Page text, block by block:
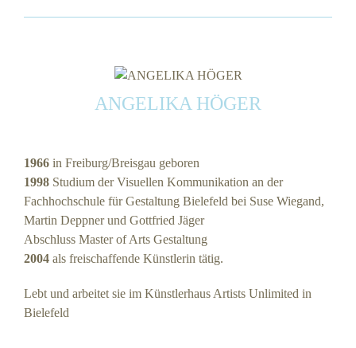
ANGELIKA HÖGER
1966 in Freiburg/Breisgau geboren
1998 Studium der Visuellen Kommunikation an der
Fachhochschule für Gestaltung Bielefeld bei Suse Wiegand,
Martin Deppner und Gottfried Jäger
Abschluss Master of Arts Gestaltung
2004 als freischaffende Künstlerin tätig.
Lebt und arbeitet sie im Künstlerhaus Artists Unlimited in
Bielefeld